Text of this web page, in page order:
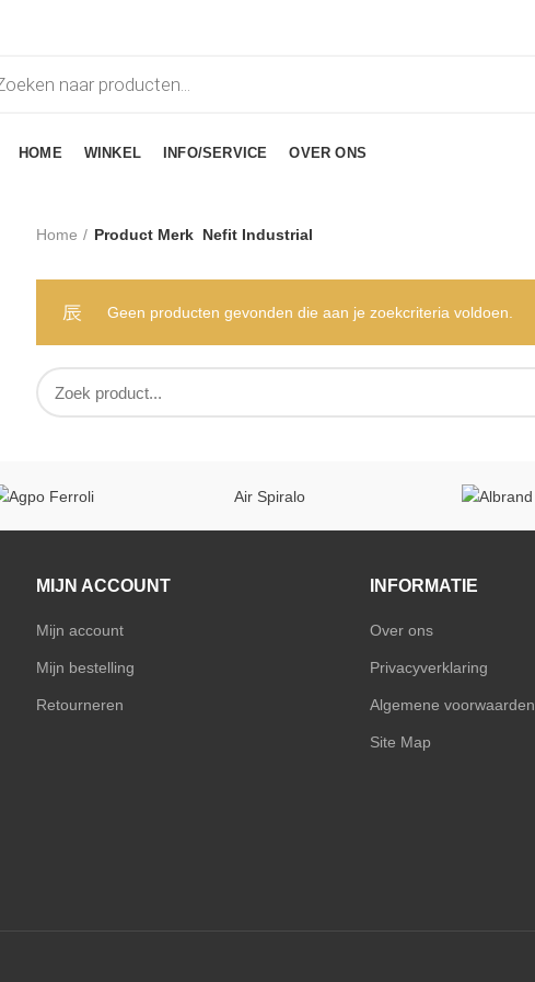
HOME WINKEL INFO/SERVICE OVER ONS
Home Product Merk Nefit Industrial
Geen producten gevonden die aan je zoekcriteria voldoen.
Air Spiralo
MIJN ACCOUNT
Mijn account
Mijn bestelling
Retourneren
INFORMATIE
Over ons
Privacyverklaring
Algemene voorwaarden
Site Map